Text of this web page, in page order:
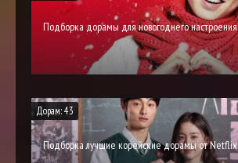
Подборка дорамы для новогоднего настроения
Дорам: 43
Подборка лучшие корейские дорамы от Netflix